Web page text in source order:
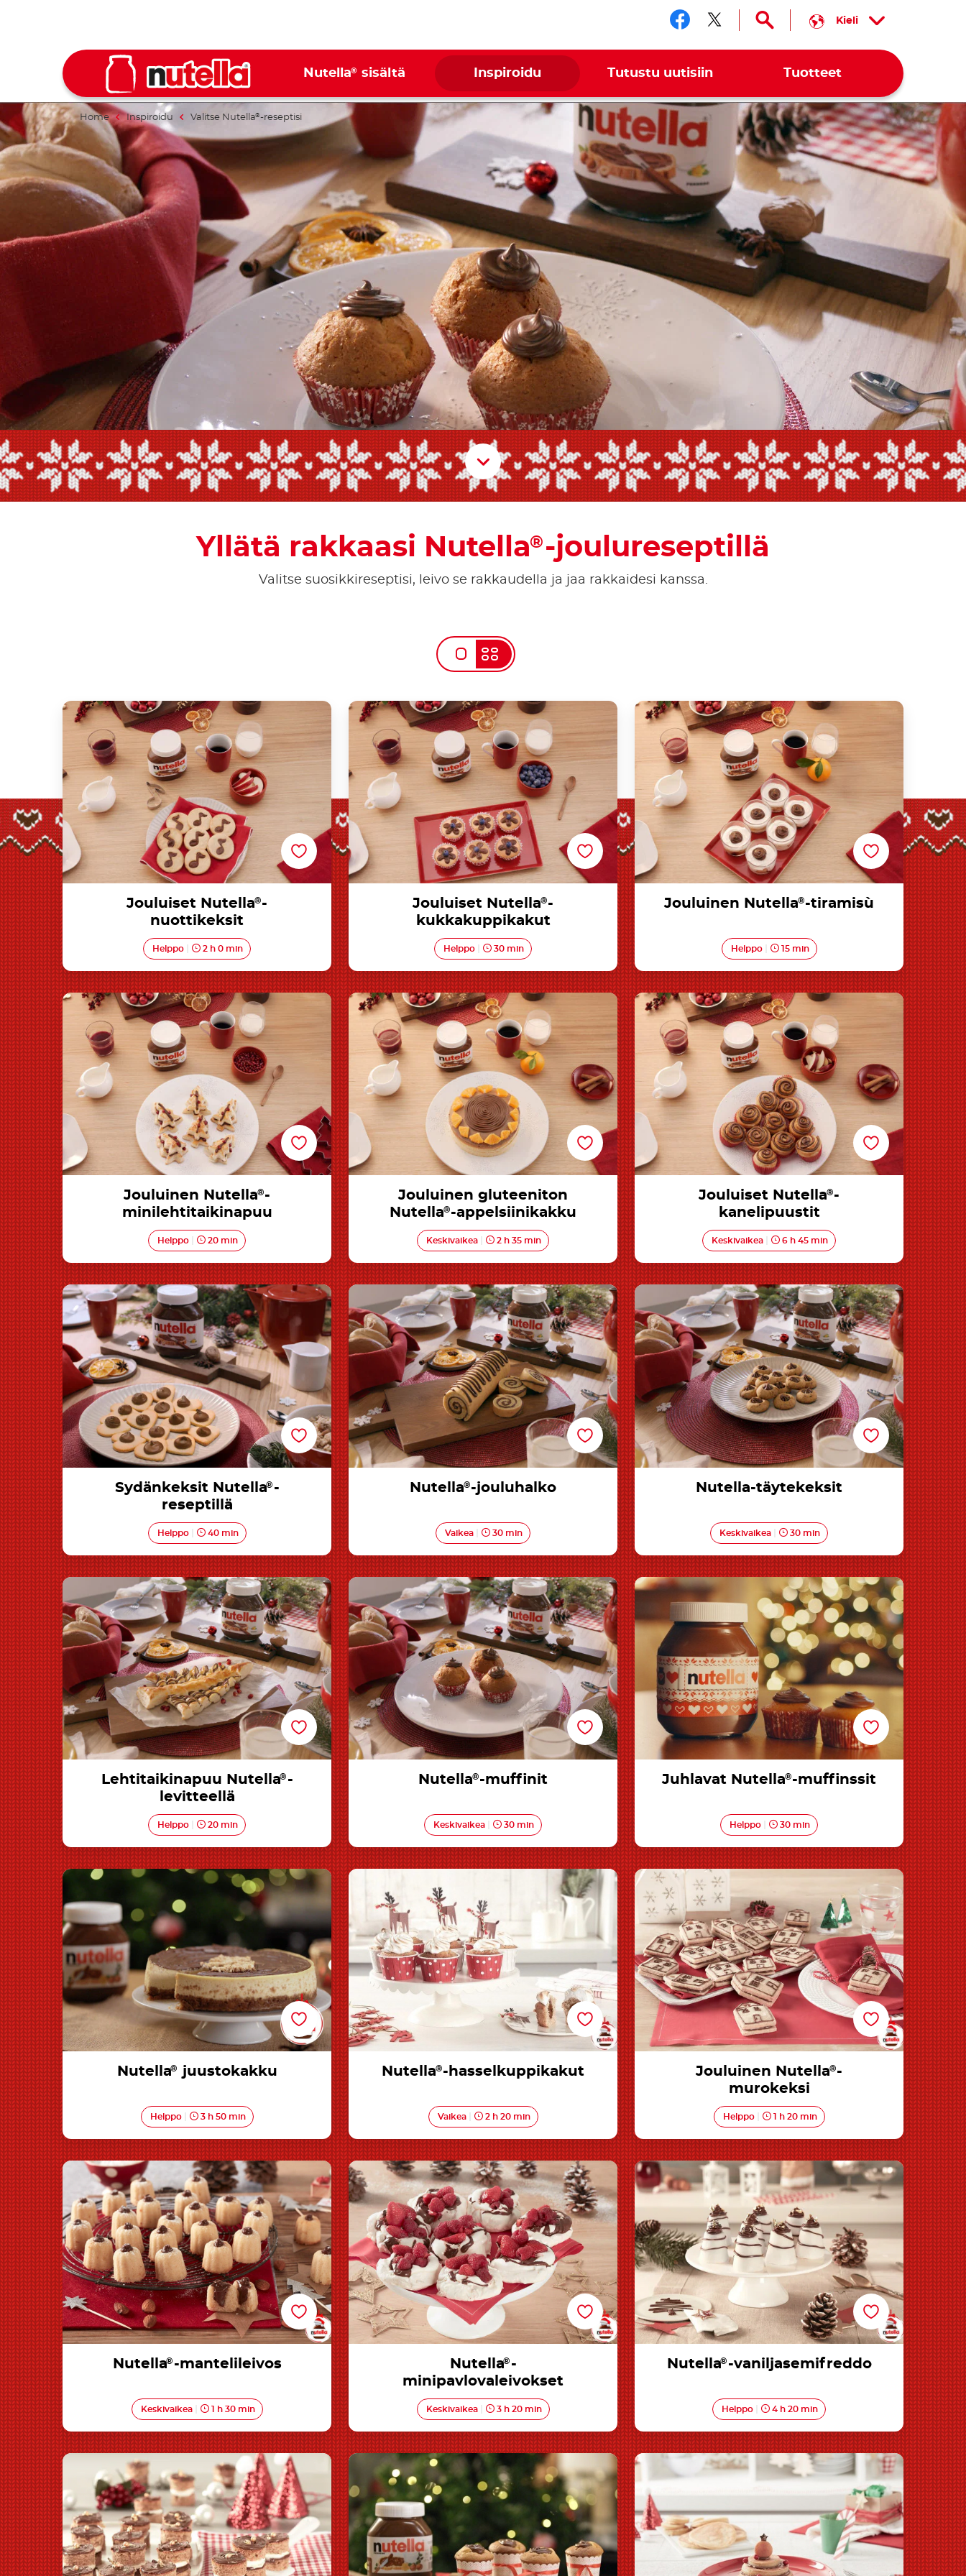
Seuraa meitä somessa
Seuraa meitä somessa
Kieli
Nutella® sisältä Inspiroidu Tutustu uutisiin Tuotteet
Home Inspiroidu Valitse Nutella®-reseptisi
Scroll Down
Yllätä rakkaasi Nutella® -joulureseptillä
Valitse suosikkireseptisi, leivo se rakkaudella ja jaa rakkaidesi kanssa.
Jouluiset Nutella®-nuottikeksit
Jouluiset Nutella®-
nuottikeksit
Helppo 2 h 0 min
Jouluiset Nutella®-kukkakuppikakut
Jouluiset Nutella®-
kukkakuppikakut
Helppo 30 min
Jouluinen Nutella®-tiramisù
Jouluinen Nutella®-tiramisù
Helppo 15 min
Jouluinen Nutella®-minilehtitaikinapuu
Jouluinen Nutella®-
minilehtitaikinapuu
Helppo 20 min
Jouluinen gluteeniton Nutella®-
appelsiinikakku
Jouluinen gluteeniton
Nutella®-appelsiinikakku
Keskivaikea 2 h 35 min
Jouluiset Nutella®-kanelipuustit
Jouluiset Nutella®-
kanelipuustit
Keskivaikea 6 h 45 min
Sydänkeksit Nutella®-reseptillä
Sydänkeksit Nutella® -
reseptillä
Helppo 40 min
Nutella®-jouluhalko
Nutella®-jouluhalko
Vaikea 30 min
Nutella-täytekeksit
Nutella-täytekeksit
Keskivaikea 30 min
Lehtitaikinapuu Nutella®-levitteellä
Lehtitaikinapuu Nutella® -
levitteellä
Helppo 20 min
Nutella®-muffinit
Nutella®-muffinit
Keskivaikea 30 min
Juhlavat Nutella<sup>®</sup>-muffinssit
Juhlavat Nutella®-muffinssit
Helppo 30 min
Nutella® juustokakku
Nutella® juustokakku
Helppo 3 h 50 min
Nutella®-hasselkuppikakut
Nutella®-hasselkuppikakut
Vaikea 2 h 20 min
Jouluinen Nutella®-murokeksi
Jouluinen Nutella®-
murokeksi
Helppo 1 h 20 min
Nutella®-mantelileivos
Nutella® -mantelileivos
Keskivaikea 1 h 30 min
Nutella®-minipavlovaleivokset
Nutella® -
minipavlovaleivokset
Keskivaikea 3 h 20 min
Nutella®-vaniljasemifreddo
Nutella® -vaniljasemifreddo
Helppo 4 h 20 min
Nutella®-minipiparkakut Miniomenamuffinit Nutellalla® Nutella®-joululätyt